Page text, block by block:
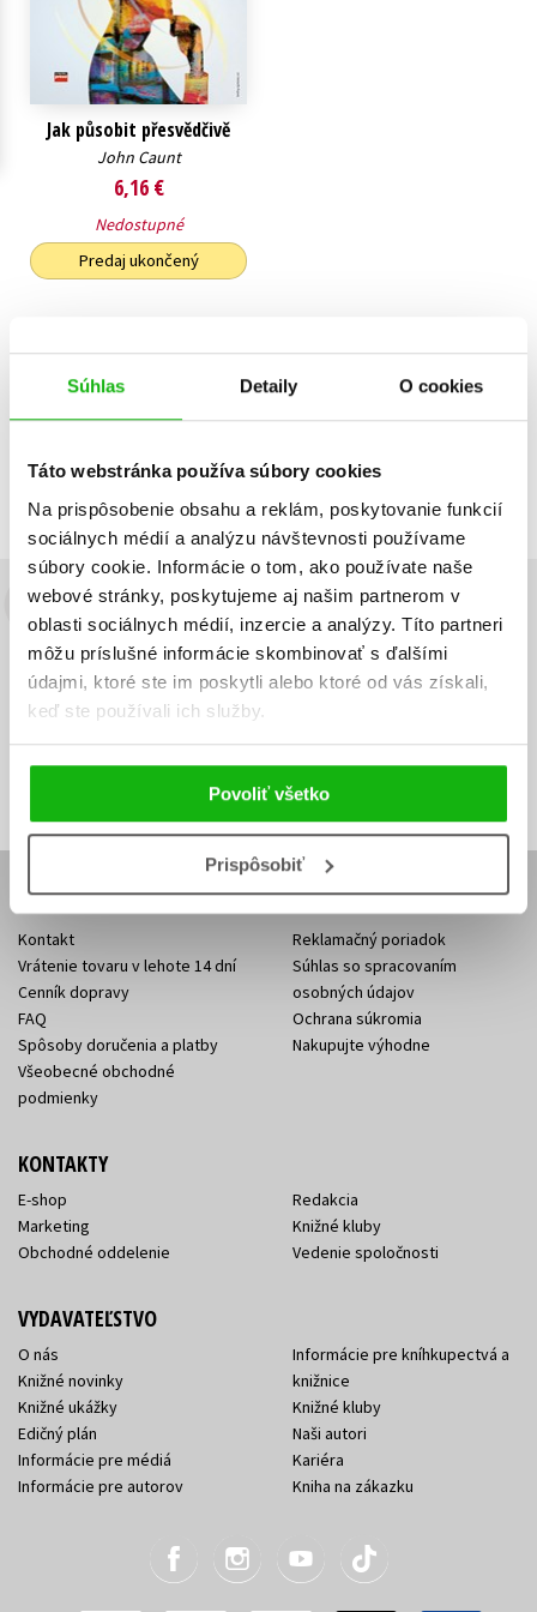
Súhlas Detaily O cookies
Táto webstránka používa súbory cookies
Na prispôsobenie obsahu a reklám, poskytovanie funkcií
sociálnych médií a analýzu návštevnosti používame
súbory cookie. Informácie o tom, ako používate naše
webové stránky, poskytujeme aj našim partnerom v
oblasti sociálnych médií, inzercie a analýzy. Títo partneri
môžu príslušné informácie skombinovať s ďalšími
údajmi, ktoré ste im poskytli alebo ktoré od vás získali,
keď ste používali ich služby.
Povoliť všetko
Prispôsobiť
Technické vedy
Výchova a pedagogika
Jak působit přesvědčivě
John Caunt
6,16 €
Nedostupné
Predaj ukončený
Zobraz záznamov
Zobrazujem 1 až 1 z celkových 1 záznamov
Predchádzajúci 1 Ďalší
Budete to vedieť ako prvý!
Zaujíma Vás, aký knižný hit práve vychádza, na aký tovar je
výhodná zľava, aká beží súťaž o ceny?Prihláste sa k odberu našich
e-mailových noviniek
emailová
emailová
Vaša emailová adresa Prihlásiť sa
E-SHOP
Kontakt
Vrátenie tovaru v lehote 14 dní
Cenník dopravy
FAQ
Spôsoby doručenia a platby
Všeobecné obchodné
podmienky
Reklamačný poriadok
Súhlas so spracovaním
osobných údajov
Ochrana súkromia
Nakupujte výhodne
KONTAKTY
E-shop
Marketing
Obchodné oddelenie
Redakcia
Knižné kluby
Vedenie spoločnosti
VYDAVATEĽSTVO
O nás
Knižné novinky
Knižné ukážky
Edičný plán
Informácie pre médiá
Informácie pre autorov
Informácie pre kníhkupectvá a
knižnice
Knižné kluby
Naši autori
Kariéra
Kniha na zákazku